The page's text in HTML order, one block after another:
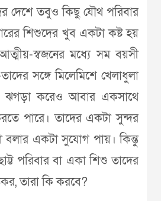
দেশে তবুও কিছু যৌথ পরিবার
শিশুদের খুব একটা কষ্ট হয়
স্বজনের মধ্যে সম বয়সী
সঙ্গে মিলেমিশে খেলাধুলা
ঝগড়া করেও আবার একসাথে
পারে। তাদের একটা সুন্দর
বলার একটা সুযোগ পায়। কিন্তু
পরিবার বা একা শিশু তাদের
তারা কি করবে?